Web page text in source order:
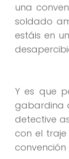
una
soldado
estáis en
Y es que
gabardina
detective
con el traje
convención